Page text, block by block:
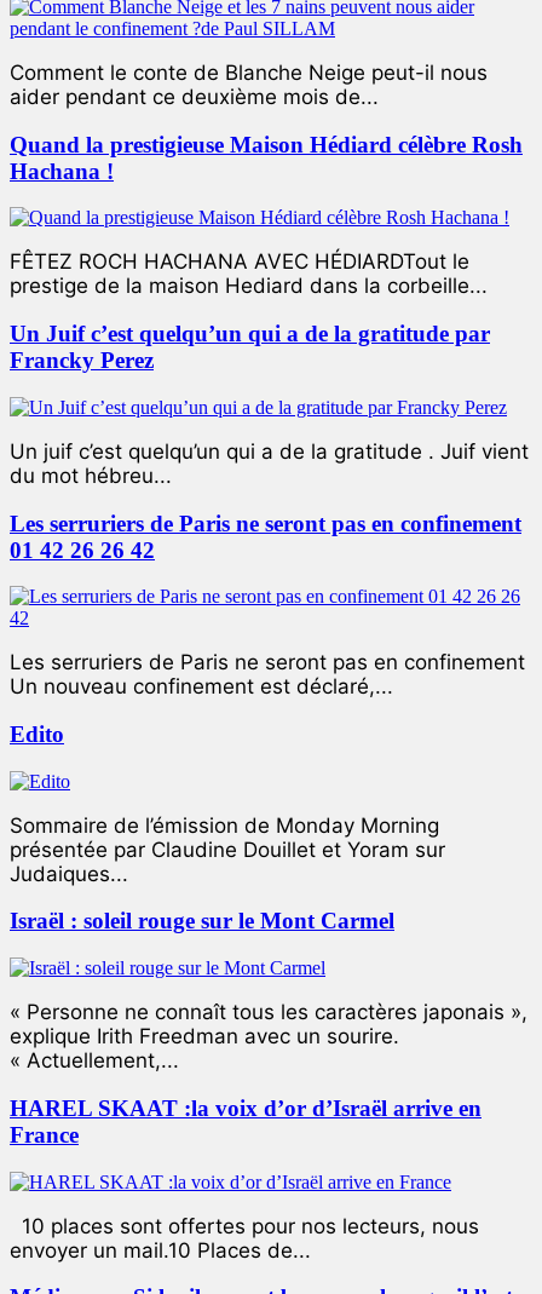
Comment le conte de Blanche Neige peut-il nous
aider pendant ce deuxième mois de...
Quand la prestigieuse Maison Hédiard célèbre Rosh
Hachana !
FÊTEZ ROCH HACHANA AVEC HÉDIARDTout le
prestige de la maison Hediard dans la corbeille...
Un Juif c’est quelqu’un qui a de la gratitude par
Francky Perez
Un juif c’est quelqu’un qui a de la gratitude . Juif vient
du mot hébreu...
Les serruriers de Paris ne seront pas en confinement
01 42 26 26 42
Les serruriers de Paris ne seront pas en confinement
Un nouveau confinement est déclaré,...
Edito
Sommaire de l’émission de Monday Morning
présentée par Claudine Douillet et Yoram sur
Judaiques...
Israël : soleil rouge sur le Mont Carmel
« Personne ne connaît tous les caractères japonais »,
explique Irith Freedman avec un sourire.
« Actuellement,...
HAREL SKAAT :la voix d’or d’Israël arrive en
France
10 places sont offertes pour nos lecteurs, nous
envoyer un mail.10 Places de...